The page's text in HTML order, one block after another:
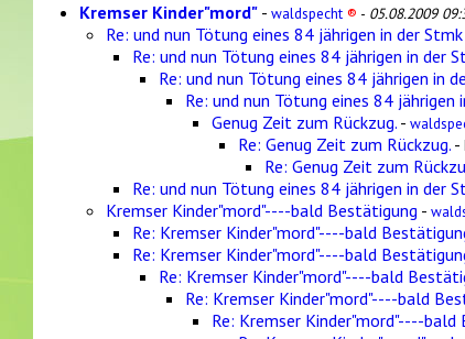
Kremser Kinder"mord" - waldspecht ® - 05.08.2009
Re: und nun Tötung eines 84 jährigen in der Stmk
Re: und nun Tötung eines 84 jährigen in der
Re: und nun Tötung eines 84 jährigen in
Re: und nun Tötung eines 84 jährigen
Genug Zeit zum Rückzug. -
Re: Genug Zeit zum Rückzug. -
Re: Genug Zeit zum
Re: und nun Tötung eines 84 jährigen in der
Kremser Kinder"mord"----bald Bestätigung -
Re: Kremser Kinder"mord"----bald
Re: Kremser Kinder"mord"----bald
Re: Kremser Kinder"mord"----bald
Re: Kremser Kinder"mord"----bald
Re: Kremser Kinder"mord"----bald